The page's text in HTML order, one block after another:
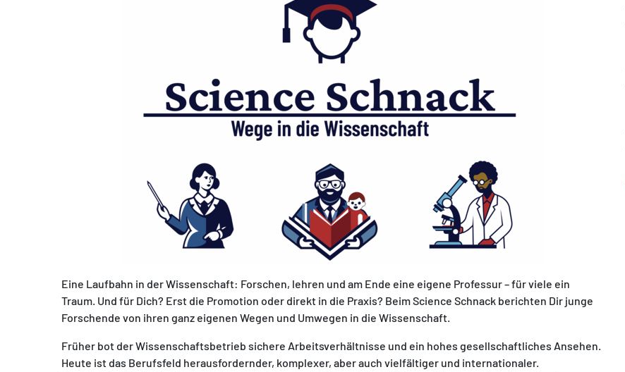
Eine Laufbahn in der Wissenschaft: Forschen, lehren und am Ende eine eigene Professur – für viele ein
Traum. Und für Dich? Erst die Promotion oder direkt in die Praxis? Beim Science Schnack berichten Dir junge
Forschende von ihren ganz eigenen Wegen und Umwegen in die Wissenschaft.
Früher bot der Wissenschaftsbetrieb sichere Arbeitsverhältnisse und ein hohes gesellschaftliches Ansehen.
Heute ist das Berufsfeld herausfordernder, komplexer, aber auch vielfältiger und internationaler.